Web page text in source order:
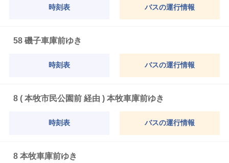
時刻表 バスの運行情報
58 磯子車庫前ゆき
時刻表 バスの運行情報
8 ( 本牧市民公園前 経由 ) 本牧車庫前ゆき
時刻表 バスの運行情報
8 本牧車庫前ゆき